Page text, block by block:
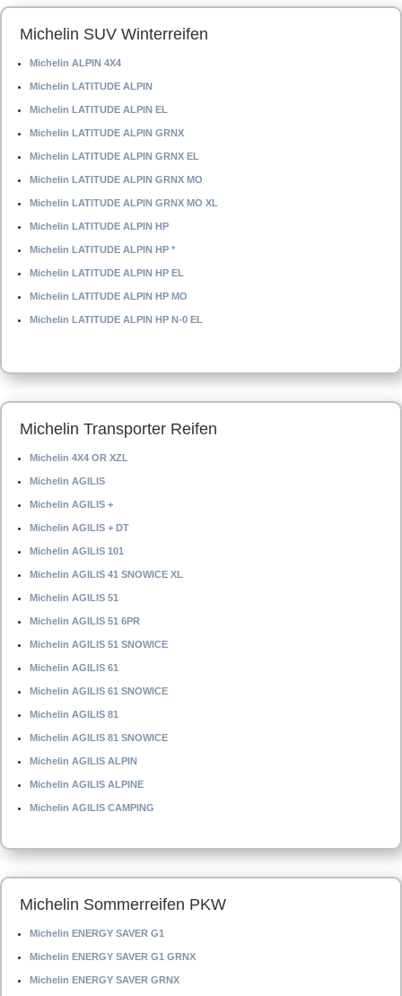
Michelin SUV Winterreifen
Michelin ALPIN 4X4
Michelin LATITUDE ALPIN
Michelin LATITUDE ALPIN EL
Michelin LATITUDE ALPIN GRNX
Michelin LATITUDE ALPIN GRNX EL
Michelin LATITUDE ALPIN GRNX MO
Michelin LATITUDE ALPIN GRNX MO XL
Michelin LATITUDE ALPIN HP
Michelin LATITUDE ALPIN HP *
Michelin LATITUDE ALPIN HP EL
Michelin LATITUDE ALPIN HP MO
Michelin LATITUDE ALPIN HP N-0 EL
Michelin Transporter Reifen
Michelin 4X4 OR XZL
Michelin AGILIS
Michelin AGILIS +
Michelin AGILIS + DT
Michelin AGILIS 101
Michelin AGILIS 41 SNOWICE XL
Michelin AGILIS 51
Michelin AGILIS 51 6PR
Michelin AGILIS 51 SNOWICE
Michelin AGILIS 61
Michelin AGILIS 61 SNOWICE
Michelin AGILIS 81
Michelin AGILIS 81 SNOWICE
Michelin AGILIS ALPIN
Michelin AGILIS ALPINE
Michelin AGILIS CAMPING
Michelin Sommerreifen PKW
Michelin ENERGY SAVER G1
Michelin ENERGY SAVER G1 GRNX
Michelin ENERGY SAVER GRNX